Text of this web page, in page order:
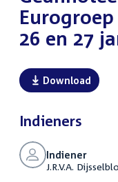
26 en 27
Download
Indieners
Indiener
J.R.V.A.